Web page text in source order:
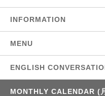
MENU
ENGLISH
MONTHLY CALENDAR (